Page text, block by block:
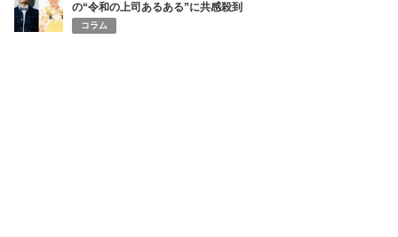
の“令和の上司あるある”に共感殺到
コラム